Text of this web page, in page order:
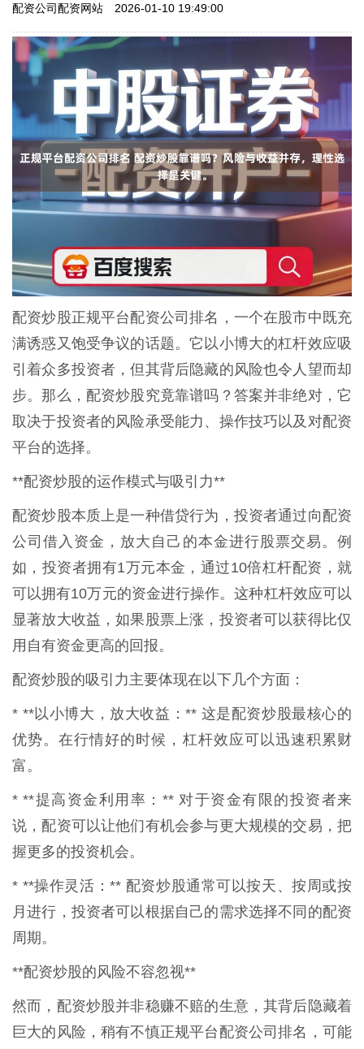
配资公司配资网站 2026-01-10 19:49:00
配资炒股正规平台配资公司排名，一个在股市中既充
满诱惑又饱受争议的话题。它以小博大的杠杆效应吸
引着众多投资者，但其背后隐藏的风险也令人望而却
步。那么，配资炒股究竟靠谱吗？答案并非绝对，它
取决于投资者的风险承受能力、操作技巧以及对配资
平台的选择。
**配资炒股的运作模式与吸引力**
配资炒股本质上是一种借贷行为，投资者通过向配资
公司借入资金，放大自己的本金进行股票交易。例
如，投资者拥有1万元本金，通过10倍杠杆配资，就
可以拥有10万元的资金进行操作。这种杠杆效应可以
显著放大收益，如果股票上涨，投资者可以获得比仅
用自有资金更高的回报。
配资炒股的吸引力主要体现在以下几个方面：
* **以小博大，放大收益：** 这是配资炒股最核心的
优势。在行情好的时候，杠杆效应可以迅速积累财
富。
* **提高资金利用率：** 对于资金有限的投资者来
说，配资可以让他们有机会参与更大规模的交易，把
握更多的投资机会。
* **操作灵活：** 配资炒股通常可以按天、按周或按
月进行，投资者可以根据自己的需求选择不同的配资
周期。
**配资炒股的风险不容忽视**
然而，配资炒股并非稳赚不赔的生意，其背后隐藏着
巨大的风险，稍有不慎正规平台配资公司排名，可能